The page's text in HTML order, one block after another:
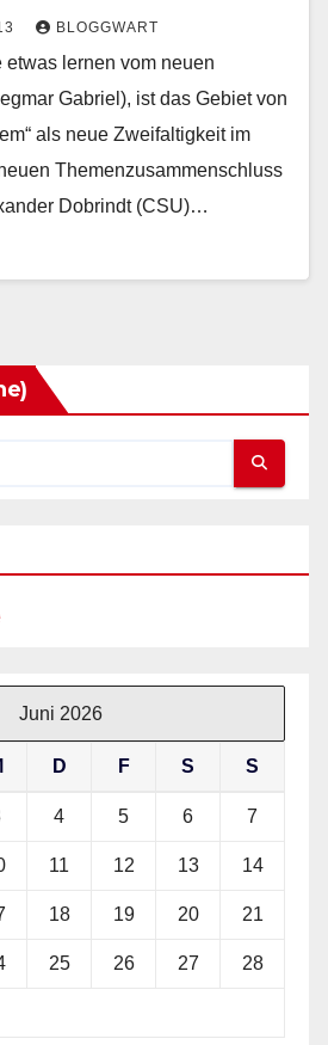
BLOGGWART
lernen vom neuen
Gabriel), ist das Gebiet von
als neue Zweifaltigkeit im
Themenzusammenschluss
Dobrindt (CSU)…
Juni 2026
D F S S
4 5 6 7
11 12 13 14
18 19 20 21
25 26 27 28